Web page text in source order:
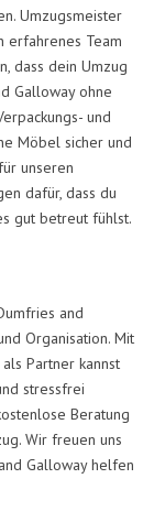
Umzugsmeister
erfahrenes Team
dass dein Umzug
Galloway ohne
und
Möbel sicher und
unseren
dafür, dass du
gut betreut fühlst.
and
Organisation. Mit
Partner kannst
stressfrei
Beratung
Wir freuen uns
Galloway helfen